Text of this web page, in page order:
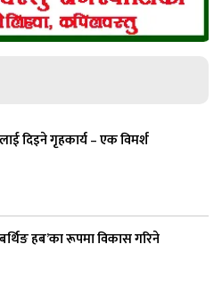
दिइने गृहकार्य – एक विमर्श
हब’का रूपमा विकास गरिने